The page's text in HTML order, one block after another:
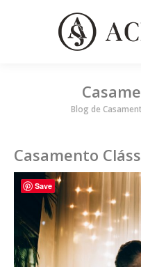
Você está aqui
Blog de
Casamento
Save